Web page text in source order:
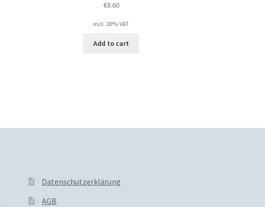
€8.60
incl. 20% VAT
Add to cart
Datenschutzerklärung
AGB